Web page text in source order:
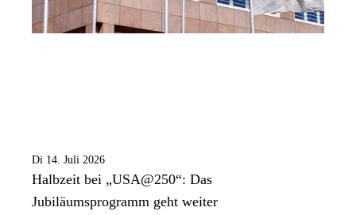
Di 14. Juli 2026
Halbzeit bei „USA@250“: Das
Jubiläumsprogramm geht weiter